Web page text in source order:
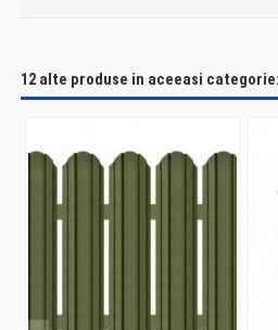
12 alte produse in aceeasi categorie: